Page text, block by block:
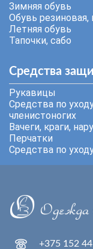
Зимняя обувь
Обувь
Летняя обувь
Тапочки, сабо
Средства
Рукавицы
Средства по
членистоногих
Вачеги, краги,
Перчатки
Средства по
+375 152